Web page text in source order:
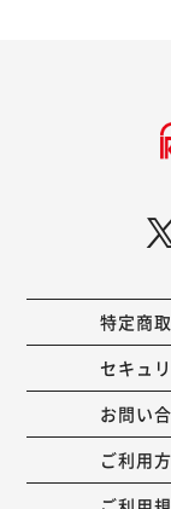
特定商
セキュ
お問い
ご利用